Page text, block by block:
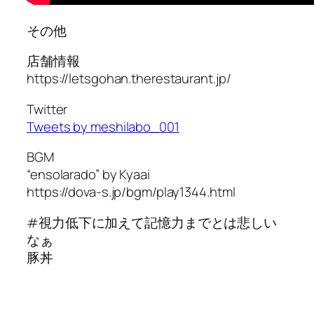
その他
店舗情報
https://letsgohan.therestaurant.jp/
Twitter
Tweets by meshilabo_001
BGM
“ensolarado” by Kyaai
https://dova-s.jp/bgm/play1344.html
#視力低下に加えて記憶力までとは悲しい
なぁ
豚丼